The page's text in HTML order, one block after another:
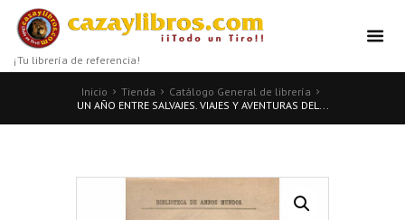
¡Tu librería de referencia!
Inicio Tienda
Catálogo General de librería
UN AÑO ENTRE SALVAJES. VIAJES Y AVENTURAS DEL...